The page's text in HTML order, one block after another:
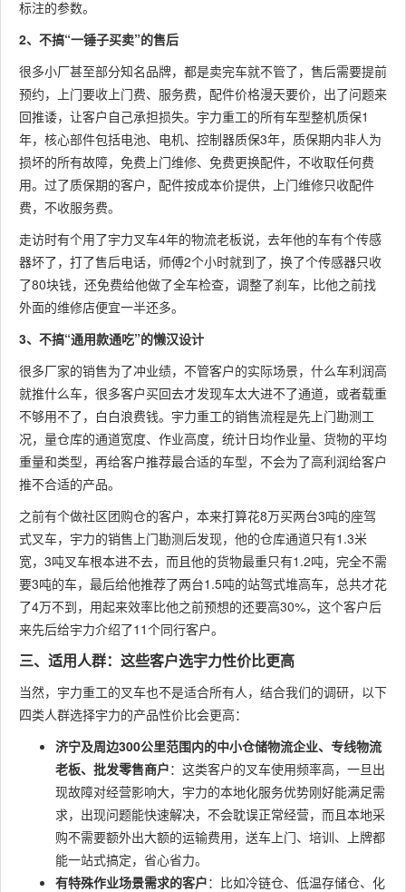
标注的参数。
2、不搞“一锤子买卖”的售后
很多小厂甚至部分知名品牌，都是卖完车就不管了，售后需要提前
预约，上门要收上门费、服务费，配件价格漫天要价，出了问题来
回推诿，让客户自己承担损失。宇力重工的所有车型整机质保1
年，核心部件包括电池、电机、控制器质保3年，质保期内非人为
损坏的所有故障，免费上门维修、免费更换配件，不收取任何费
用。过了质保期的客户，配件按成本价提供，上门维修只收配件
费，不收服务费。
走访时有个用了宇力叉车4年的物流老板说，去年他的车有个传感
器坏了，打了售后电话，师傅2个小时就到了，换了个传感器只收
了80块钱，还免费给他做了全车检查，调整了刹车，比他之前找
外面的维修店便宜一半还多。
3、不搞“通用款通吃”的懒汉设计
很多厂家的销售为了冲业绩，不管客户的实际场景，什么车利润高
就推什么车，很多客户买回去才发现车太大进不了通道，或者载重
不够用不了，白白浪费钱。宇力重工的销售流程是先上门勘测工
况，量仓库的通道宽度、作业高度，统计日均作业量、货物的平均
重量和类型，再给客户推荐最合适的车型，不会为了高利润给客户
推不合适的产品。
之前有个做社区团购仓的客户，本来打算花8万买两台3吨的座驾
式叉车，宇力的销售上门勘测后发现，他的仓库通道只有1.3米
宽，3吨叉车根本进不去，而且他的货物最重只有1.2吨，完全不需
要3吨的车，最后给他推荐了两台1.5吨的站驾式堆高车，总共才花
了4万不到，用起来效率比他之前预想的还要高30%，这个客户后
来先后给宇力介绍了11个同行客户。
三、适用人群：这些客户选宇力性价比更高
当然，宇力重工的叉车也不是适合所有人，结合我们的调研，以下
四类人群选择宇力的产品性价比会更高：
济宁及周边300公里范围内的中小仓储物流企业、专线物流
老板、批发零售商户：这类客户的叉车使用频率高，一旦出
现故障对经营影响大，宇力的本地化服务优势刚好能满足需
求，出现问题能快速解决，不会耽误正常经营，而且本地采
购不需要额外出大额的运输费用，送车上门、培训、上牌都
能一站式搞定，省心省力。
有特殊作业场景需求的客户：比如冷链仓、低温存储仓、化